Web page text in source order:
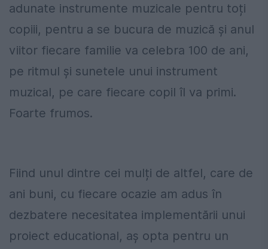
adunate instrumente muzicale pentru toți
copiii, pentru a se bucura de muzică și anul
viitor fiecare familie va celebra 100 de ani,
pe ritmul și sunetele unui instrument
muzical, pe care fiecare copil îl va primi.
Foarte frumos.
Fiind unul dintre cei mulți de altfel, care de
ani buni, cu fiecare ocazie am adus în
dezbatere necesitatea implementării unui
proiect educational, aș opta pentru un